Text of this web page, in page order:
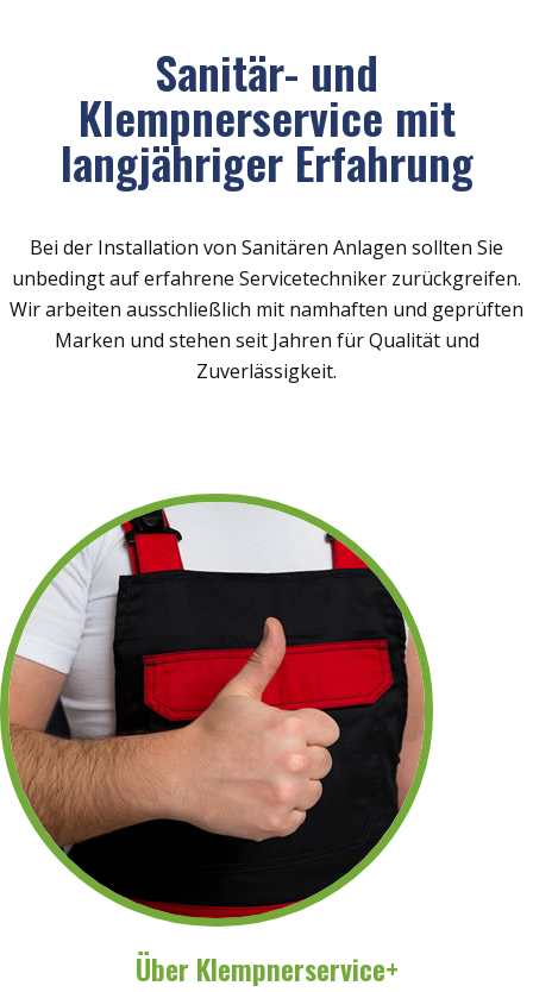
Sanitär- und
Klempnerservice mit
langjähriger Erfahrung
Bei der Installation von Sanitären Anlagen sollten Sie
unbedingt auf erfahrene Servicetechniker zurückgreifen.
Wir arbeiten ausschließlich mit namhaften und geprüften
Marken und stehen seit Jahren für Qualität und
Zuverlässigkeit.
Über Klempnerservice+